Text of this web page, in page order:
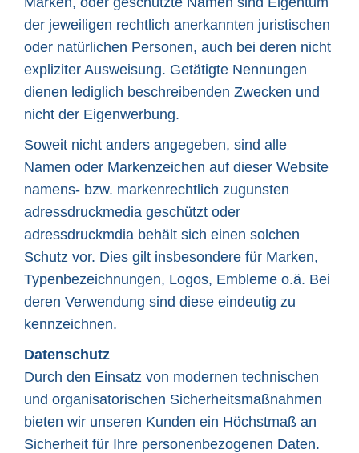
der jeweiligen rechtlich anerkannten juristischen
oder natürlichen Personen, auch bei deren nicht
expliziter Ausweisung. Getätigte Nennungen
dienen lediglich beschreibenden Zwecken und
nicht der Eigenwerbung.
Soweit nicht anders angegeben, sind alle
Namen oder Markenzeichen auf dieser Website
namens- bzw. markenrechtlich zugunsten
adressdruckmedia geschützt oder
adressdruckmdia behält sich einen solchen
Schutz vor. Dies gilt insbesondere für Marken,
Typenbezeichnungen, Logos, Embleme o.ä. Bei
deren Verwendung sind diese eindeutig zu
kennzeichnen.
Datenschutz
Durch den Einsatz von modernen technischen
und organisatorischen Sicherheitsmaßnahmen
bieten wir unseren Kunden ein Höchstmaß an
Sicherheit für Ihre personenbezogenen Daten.